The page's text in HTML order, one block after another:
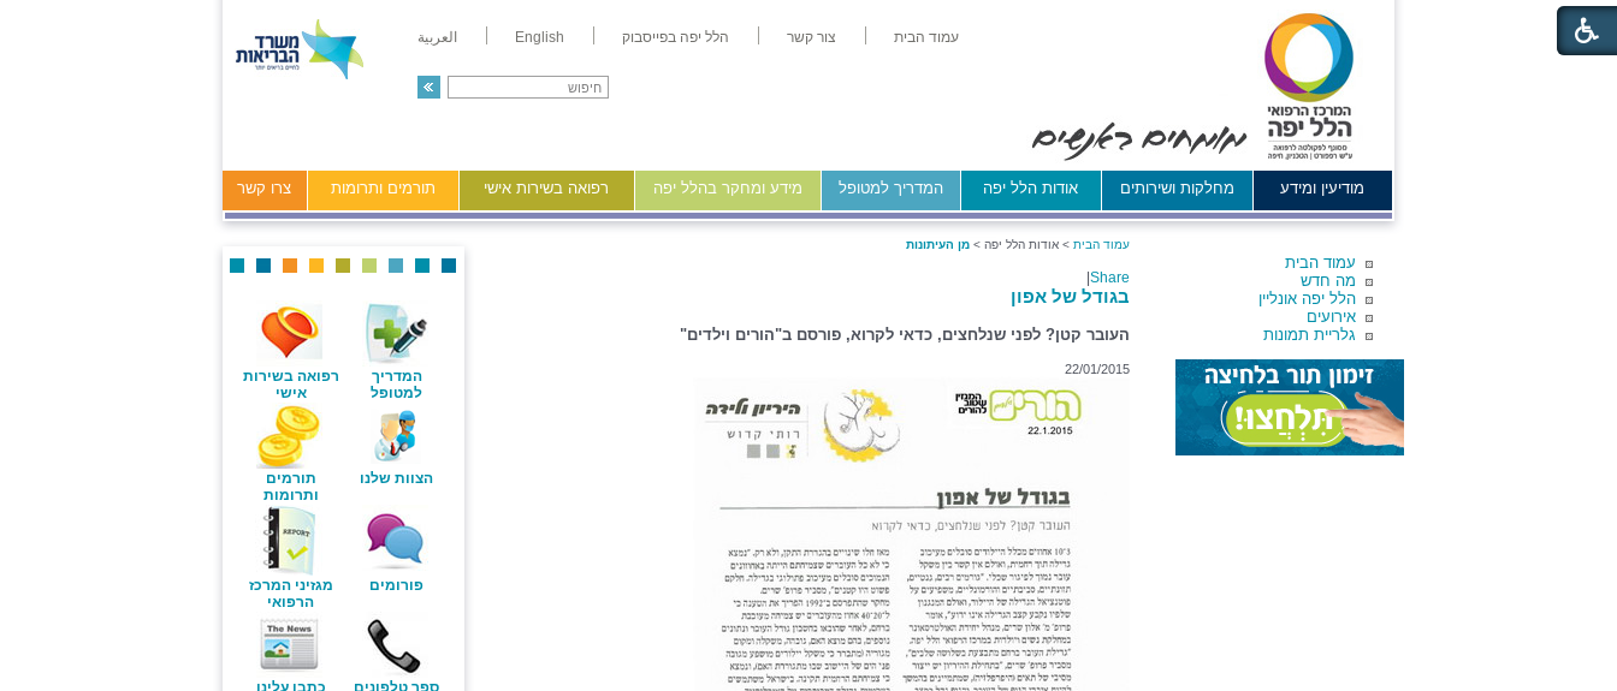
עמוד הבית צור קשר הלל יפה בפייסבוק English العربية
מודיעין ומידע מחלקות ושירותים אודות הלל יפה המדריך למטופל מידע ומחקר בהלל יפה רפואה בשירות אישי תורמים ותרומות צרו קשר
עמוד הבית
מה חדש
הלל יפה אונליין
אירועים
גלריית תמונות
עמוד הבית > אודות הלל יפה > מן העיתונות
Share
בגודל של אפון
העובר קטן? לפני שנלחצים, כדאי לקרוא, פורסם ב"הורים וילדים"
22/01/2015
המדריך
למטופל
רפואה בשירות
אישי
הצוות שלנו
תורמים
ותרומות
פורומים
מגזיני המרכז
הרפואי
ספר טלפונים
כתבו עלינו